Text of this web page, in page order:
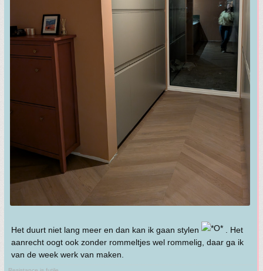
Het duurt niet lang meer en dan kan ik gaan stylen
. Het
aanrecht oogt ook zonder rommeltjes wel rommelig, daar ga ik
van de week werk van maken.